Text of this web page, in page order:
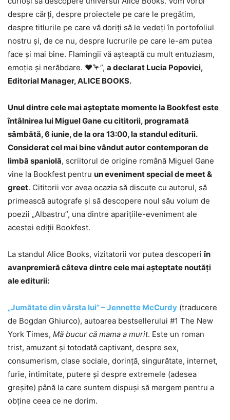
despre cărți, despre proiectele pe care le pregătim,
despre titlurile pe care vă doriți să le vedeți în portofoliul
nostru și, de ce nu, despre lucrurile pe care le-am putea
face și mai bine. Flamingii vă așteaptă cu mult entuziasm,
emoție și nerăbdare. ❤️🦩”, a declarat Lucia Popovici,
Editorial Manager, ALICE BOOKS.
Unul dintre cele mai așteptate momente la Bookfest este
întâlnirea lui Miguel Gane cu cititorii, programată
sâmbătă, 6 iunie, de la ora 13:00, la standul editurii.
Considerat cel mai bine vândut autor contemporan de
limbă spaniolă, scriitorul de origine română Miguel Gane
vine la Bookfest pentru un eveniment special de meet &
greet. Cititorii vor avea ocazia să discute cu autorul, să
primească autografe și să descopere noul său volum de
poezii „Albastru”, una dintre aparițiile-eveniment ale
acestei ediții Bookfest.
La standul Alice Books, vizitatorii vor putea descoperiîn
avanpremieră câteva dintre cele mai așteptate noutăți
ale editurii:
„Jumătate din vârsta lui” – Jennette McCurdy (traducere
de Bogdan Ghiurco), autoarea bestsellerului #1 The New
York Times, Mă bucur că mama a murit. Este un roman
trist, amuzant și totodată captivant, despre sex,
consumerism, clase sociale, dorință, singurătate, internet,
furie, intimitate, putere și despre extremele (adesea
greșite) până la care suntem dispuși să mergem pentru a
obține ceea ce ne dorim.